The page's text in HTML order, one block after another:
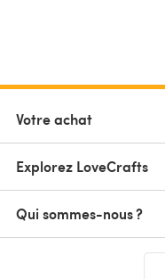
Votre achat
Explorez LoveCrafts
Qui sommes-nous ?